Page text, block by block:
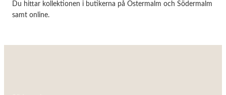
Du hittar kollektionen i butikerna på Östermalm och Södermalm
samt online.